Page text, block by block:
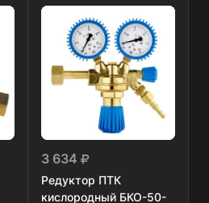
3 634
Редуктор ПТК
кислородный БКО-50-